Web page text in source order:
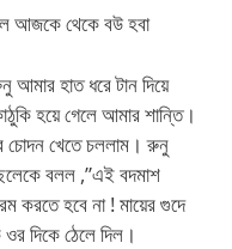
থেকে বউ হবা
হাত ধরে টান দিয়ে
হয়ে গেলে আমার শান্তি।
চোদন খেতে চললাম। রুনু
বলল ,”এই বদমাশ
করতে হবে না ! মায়ের গুদে
দিকে ঠেলে দিল।